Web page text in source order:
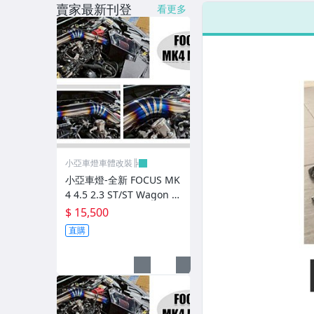
LED側燈.晶鑽.燻黑.黃側燈
原廠型尾燈.紅白晶鑽尾燈
黑框尾燈.圓燈型尾燈.LED尾燈
前後保桿側燈.後保桿LED反光片
原廠型霧燈.晶鑽及燻黑霧燈.
各車系LED後保桿下霧燈
專用型魚眼霧燈.光圈魚眼霧燈
BMW光圈燈泡.CCFL光圈
車身標誌MARK.車身飾條
賣家最新刊登 看更多
小亞車燈車體改裝╠
小亞車燈-全新 FOCUS MK
4 4.5 2.3 ST/ST Wagon 鈦
合金高效能強化MST加大
進氣增壓管
$ 15,500
直購